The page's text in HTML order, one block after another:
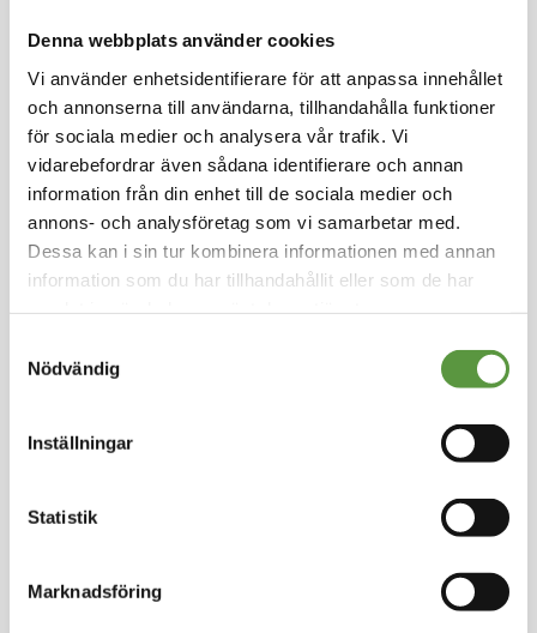
Denna webbplats använder cookies
Vi använder enhetsidentifierare för att anpassa innehållet
och annonserna till användarna, tillhandahålla funktioner
för sociala medier och analysera vår trafik. Vi
vidarebefordrar även sådana identifierare och annan
information från din enhet till de sociala medier och
annons- och analysföretag som vi samarbetar med.
Dessa kan i sin tur kombinera informationen med annan
information som du har tillhandahållit eller som de har
Nödvändig
Inställningar
Statistik
Marknadsföring
Torskrygg 100g x 8 st
MSC SUPERKLIPP
Logga in för att handla
MSC Torskrygg producerad i EU
Fryst
Halvpall - 20st - 160Kg
0 Partier kvar
till
början
bildgalleriet